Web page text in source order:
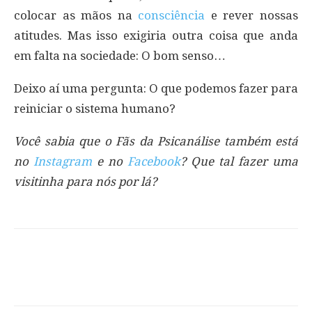
colocar as mãos na consciência e rever nossas
atitudes. Mas isso exigiria outra coisa que anda
em falta na sociedade: O bom senso…
Deixo aí uma pergunta: O que podemos fazer para
reiniciar o sistema humano?
Você sabia que o Fãs da Psicanálise também está
no Instagrame no Facebook? Que tal fazer uma
visitinha para nós por lá?